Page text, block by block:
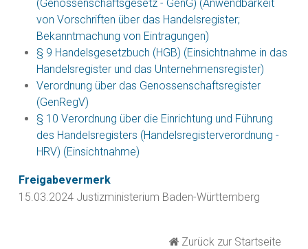
(Genossenschaftsgesetz - GenG) (Anwendbarkeit
von Vorschriften über das Handelsregister;
Bekanntmachung von Eintragungen)
§ 9 Handelsgesetzbuch (HGB) (Einsichtnahme in das
Handelsregister und das Unternehmensregister)
Verordnung über das Genossenschaftsregister
(GenRegV)
§ 10 Verordnung über die Einrichtung und Führung
des Handelsregisters (Handelsregisterverordnung -
HRV) (Einsichtnahme)
Freigabevermerk
15.03.2024 Justizministerium Baden-Württemberg
Zurück zur Startseite